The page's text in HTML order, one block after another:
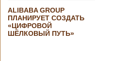
Федеральным
статистическим
ведомством
Германии, в 2018
ALIBABA GROUP
ПЛАНИРУЕТ СОЗДАТЬ
«ЦИФРОВОЙ
ШЁЛКОВЫЙ ПУТЬ»